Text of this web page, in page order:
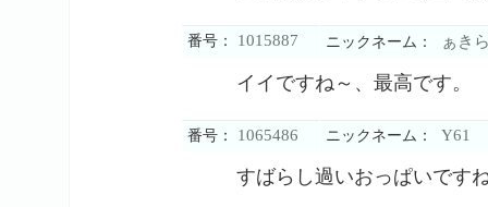
番号： 1015887 ニックネーム： ぁき
イイですね～、最高です。
番号： 1065486 ニックネーム： Y61
すばらし過いおっぱいです